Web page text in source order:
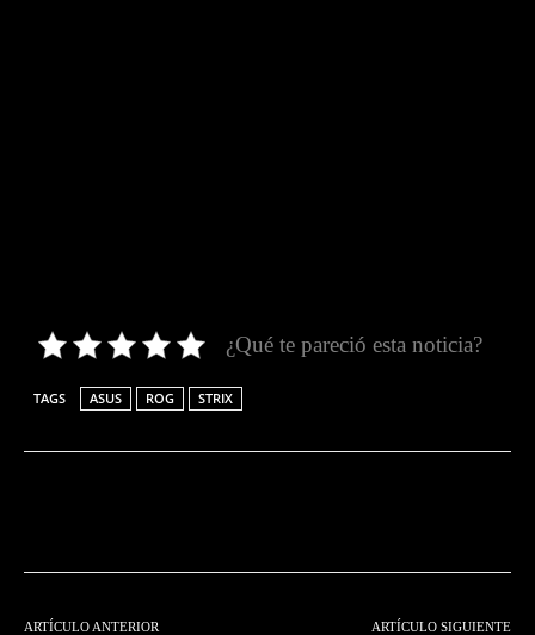
¿Qué te pareció esta noticia?
TAGS ASUS ROG STRIX
ARTÍCULO ANTERIOR ARTÍCULO SIGUIENTE